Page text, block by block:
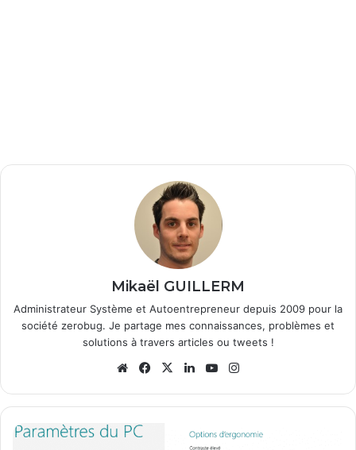
Mikaël GUILLERM
Administrateur Système et Autoentrepreneur depuis 2009 pour la
société zerobug. Je partage mes connaissances, problèmes et
solutions à travers articles ou tweets !
We
te
Fa
bo
X
Lin
din
Yo
ub
ra
W